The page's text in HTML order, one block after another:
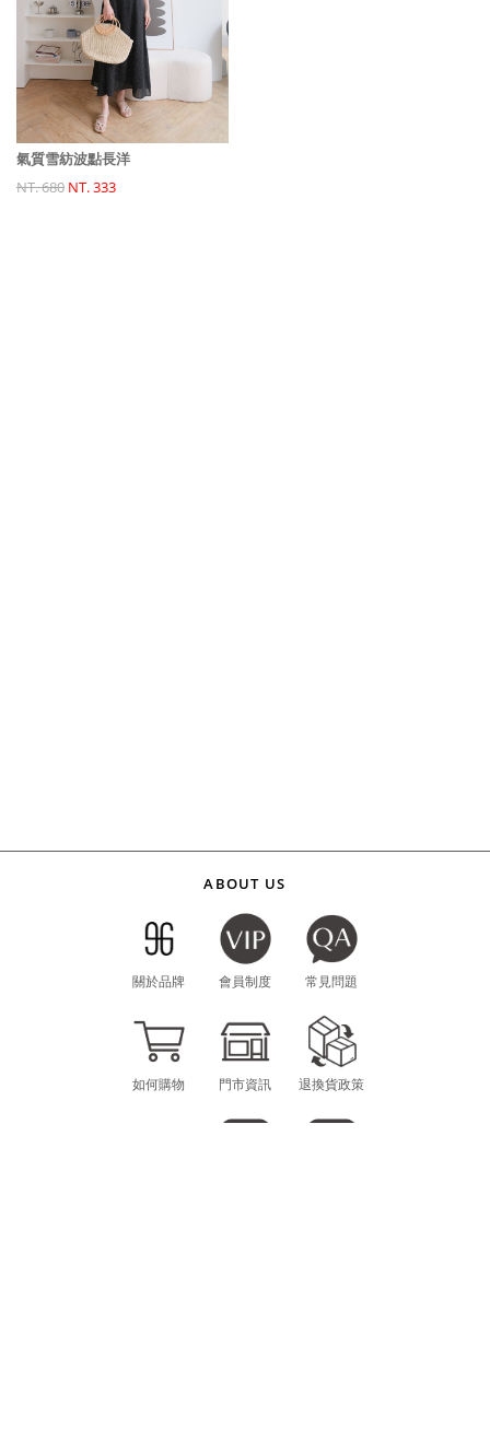
氣質雪紡波點長洋
NT. 680 NT. 333
ABOUT US
關於品牌 會員制度 常見問題
如何購物 門市資訊 退換貨政策